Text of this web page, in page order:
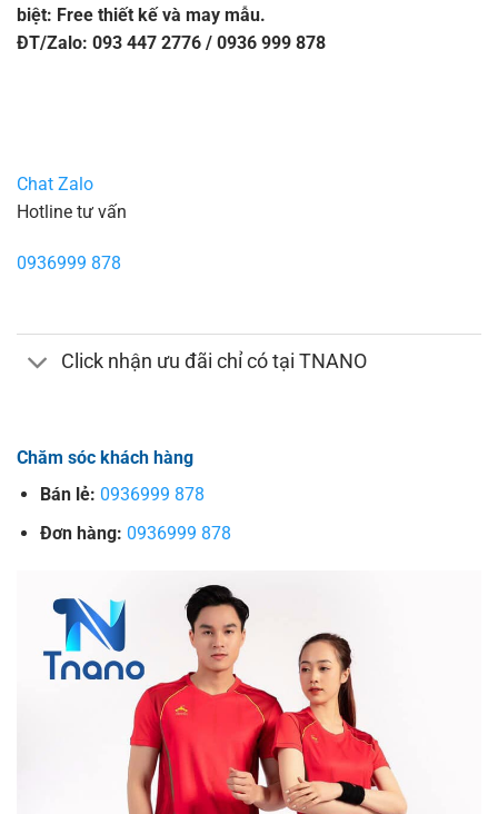
biệt: Free thiết kế và may mẫu.
ĐT/Zalo: 093 447 2776 / 0936 999 878
Chat Zalo
Hotline tư vấn
0936999 878
Click nhận ưu đãi chỉ có tại TNANO
Chăm sóc khách hàng
Bán lẻ: 0936999 878
Đơn hàng: 0936999 878